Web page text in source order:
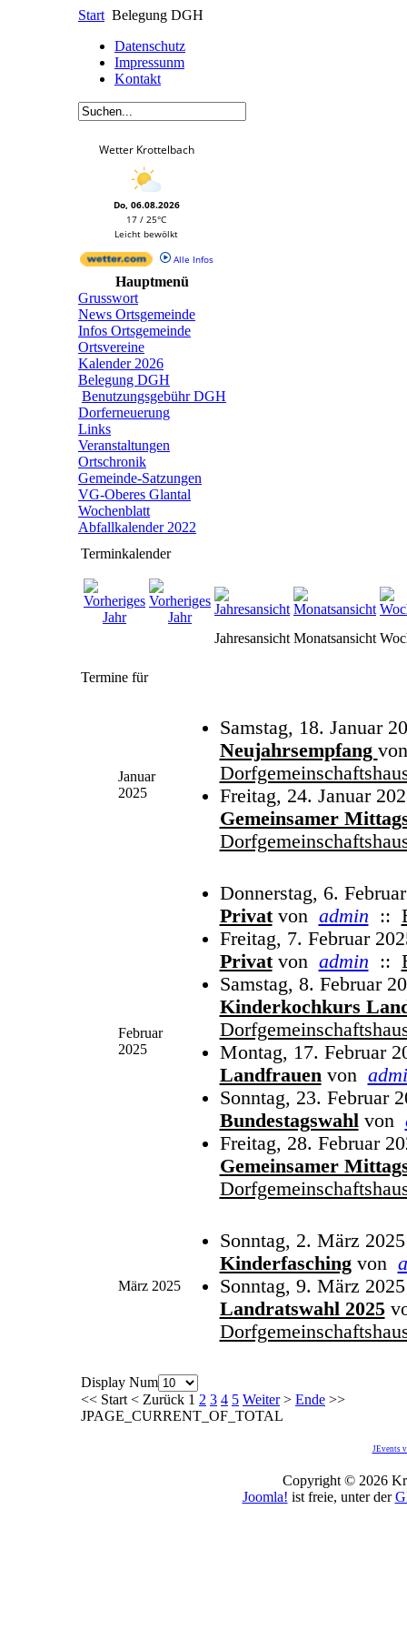
Start Belegung DGH
Datenschutz
Impressunm
Kontakt
Wetter Krottelbach
Do, 06.08.2026
17 / 25°C
Leicht bewölkt
Alle Infos
Hauptmenü
Grusswort
News Ortsgemeinde
Infos Ortsgemeinde
Ortsvereine
Kalender 2026
Belegung DGH
Benutzungsgebühr DGH
Dorferneuerung
Links
Veranstaltungen
Ortschronik
Gemeinde-Satzungen
VG-Oberes Glantal
Wochenblatt
Abfallkalender 2022
Terminkalender
Jahresansicht Monatsansicht
Termine für
Januar
2025
Samstag, 18. Januar
Neujahrsempfang
Freitag, 24. Januar
Gemeinsamer
Februar
2025
Donnerstag, 6.
Privatvon admin ::
Freitag, 7. Februar
Privatvon admin ::
Samstag, 8. Februar
Kinderkochkurs
Montag, 17. Februar
Landfrauenvon
Sonntag, 23. Februar
Bundestagswahlvon
Freitag, 28. Februar
Gemeinsamer
März 2025
Sonntag, 2. März
Kinderfaschingvon
Sonntag, 9. März
Landratswahl 2025
Display Num
<< Start < Zurück 1 2 3 4 5 Weiter> Ende >>
JPAGE_CURRENT_OF_TOTAL
JEvents
Copyright © 2026
Joomla! ist freie, unter der